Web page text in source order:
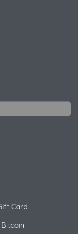
Card